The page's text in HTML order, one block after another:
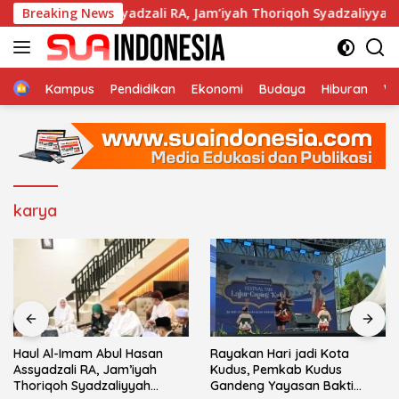
Langsung
ke
konten
Breaking News
Hasan Assyadzali RA, Jam’iyah Thoriqoh Syadzaliyyah
HomeKampus Pendidikan Ekonomi Budaya Hiburan
karya
Rayakan Hari jadi Kota
Kudus, Pemkab Kudus
Gandeng Yayasan Bakti
Salma Salsabila
Batik Modern di Gelar
SMK Banat Kudus